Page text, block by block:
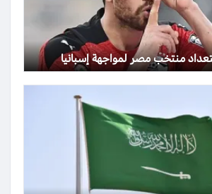
منتخب مصر لمواجهة إسبانيا